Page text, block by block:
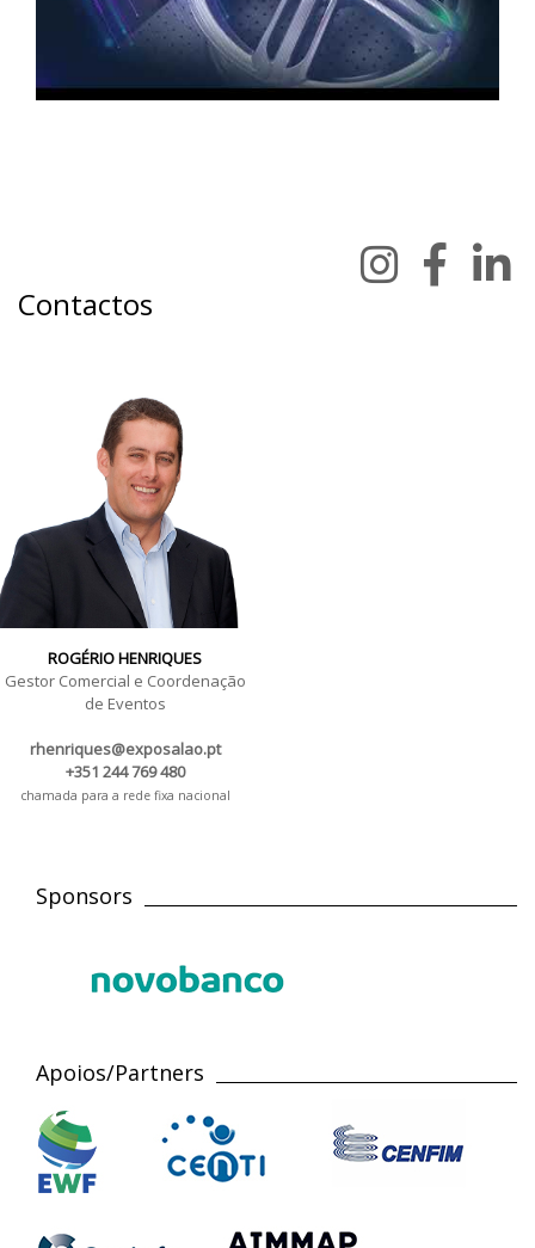
Contactos
ROGÉRIO HENRIQUES
Gestor Comercial e Coordenação
de Eventos
rhenriques@exposalao.pt
+351 244 769 480
chamada para a rede fixa nacional
Sponsors
Apoios/Partners